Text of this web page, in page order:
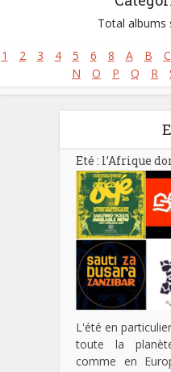
Total albums
1 2 3 4 5 6 8 A B C
N
O P Q R
Eté : l’Afrique
L'été en
toute la
comme en